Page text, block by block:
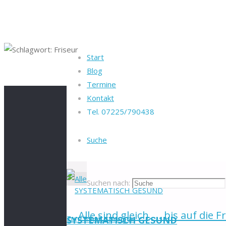
Start
Blog
Termine
Kontakt
Tel. 07225/790438
Suche
Suchen nach:
SYSTEMATISCH GESUND
Zum Inhalt springen
Startseite
Schlagwort:
Alle sind gleich, … bis auf die